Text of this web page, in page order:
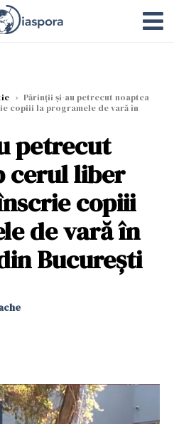
› Părinții și-au petrecut noaptea
copiii la programele de vară în
petrecut
cerul liber
copiii
de vară în
București